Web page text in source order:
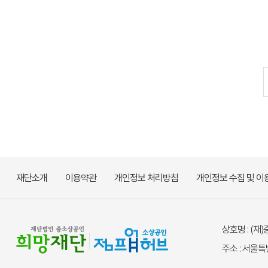
재단소개 이용약관 개인정보 처리방침 개인정보 수집 및 이
상호명 : (재)
주소 : 서울